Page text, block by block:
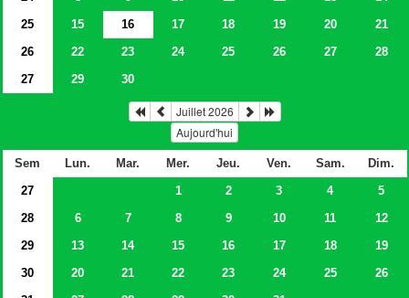
25
15 16 17 18 19 20
21
26
22 23 24 25 26 27
28
27
29 30
Juillet 2026
Aujourd'hui
Sem Lun. Mar. Mer. Jeu. Ven. Sam.
Dim.
27
1 2 3 4
5
28
6 7 8 9 10 11
12
29
13 14 15 16 17 18
19
30
20 21 22 23 24 25
26